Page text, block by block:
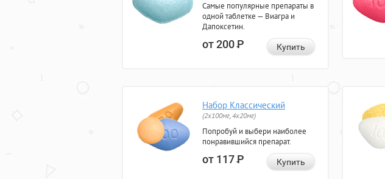
Самые популярные препараты в
одной таблетке — Виагра и
Дапоксетин.
от 200Р Купить
Набор Классический
(2x100мг, 4x20мг)
Попробуй и выбери наиболее
понравившийся препарат.
от 117Р Купить